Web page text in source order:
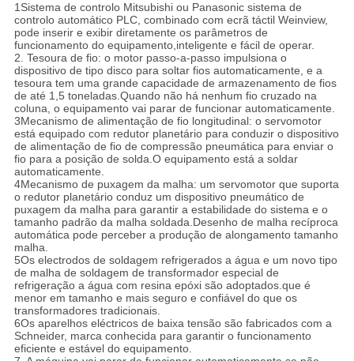
1Sistema de controlo Mitsubishi ou Panasonic sistema de
controlo automático PLC, combinado com ecrã táctil Weinview,
pode inserir e exibir diretamente os parâmetros de
funcionamento do equipamento,inteligente e fácil de operar.
2. Tesoura de fio: o motor passo-a-passo impulsiona o
dispositivo de tipo disco para soltar fios automaticamente, e a
tesoura tem uma grande capacidade de armazenamento de fios
de até 1,5 toneladas.Quando não há nenhum fio cruzado na
coluna, o equipamento vai parar de funcionar automaticamente.
3Mecanismo de alimentação de fio longitudinal: o servomotor
está equipado com redutor planetário para conduzir o dispositivo
de alimentação de fio de compressão pneumática para enviar o
fio para a posição de solda.O equipamento está a soldar
automaticamente.
4Mecanismo de puxagem da malha: um servomotor que suporta
o redutor planetário conduz um dispositivo pneumático de
puxagem da malha para garantir a estabilidade do sistema e o
tamanho padrão da malha soldada.Desenho de malha recíproca
automática pode perceber a produção de alongamento tamanho
malha.
5Os electrodos de soldagem refrigerados a água e um novo tipo
de malha de soldagem de transformador especial de
refrigeração a água com resina epóxi são adoptados.que é
menor em tamanho e mais seguro e confiável do que os
transformadores tradicionais.
6Os aparelhos eléctricos de baixa tensão são fabricados com a
Schneider, marca conhecida para garantir o funcionamento
eficiente e estável do equipamento.